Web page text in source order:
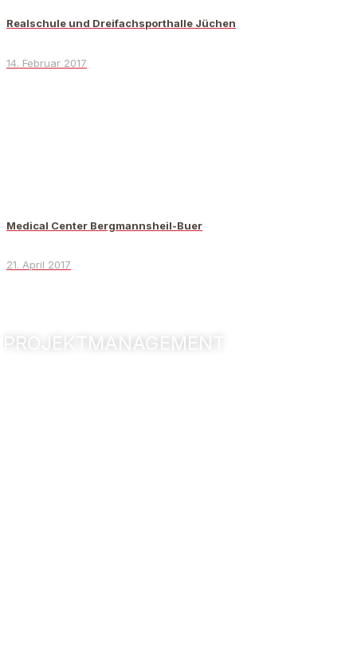
Realschule und Dreifachsporthalle Jüchen
14. Februar 2017
Medical Center Bergmannsheil-Buer
21. April 2017
PROJEKTMANAGEMENT